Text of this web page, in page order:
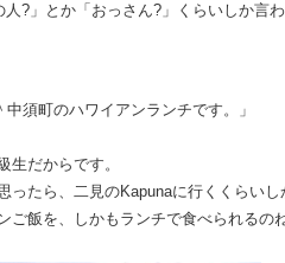
?」とか「おっさん?」くらいしか言
中須町のハワイアンランチです。」
だからです。
ったら、二見のKapunaに行くくらい
ご飯を、しかもランチで食べられるの